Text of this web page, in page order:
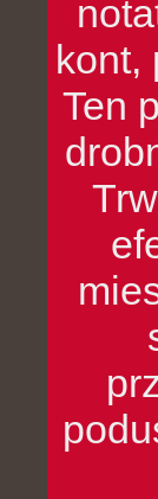
kont,
Ten